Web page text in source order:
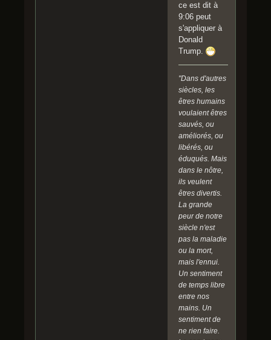
ce est dit à
9:06 peut
s'appliquer à
Donald
Trump.
"Dans d'autres
siècles, les
êtres humains
voulaient êtres
sauvés, ou
améliorés, ou
libérés, ou
éduqués. Mais
dans le nôtre,
ils veulent
êtres divertis.
La grande
peur de notre
siècle n'est
pas la maladie
ou la mort,
mais l'ennui.
Un sentiment
de temps libre
entre nos
mains. Un
sentiment de
ne rien faire.